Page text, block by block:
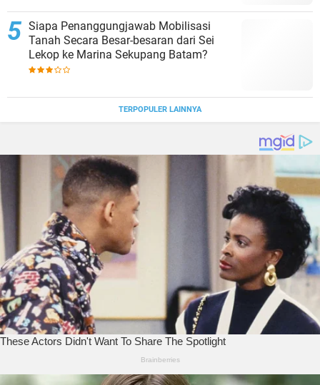
Siapa Penanggungjawab Mobilisasi
Tanah Secara Besar-besaran dari Sei
Lekop ke Marina Sekupang Batam?
TERPOPULER LAINNYA